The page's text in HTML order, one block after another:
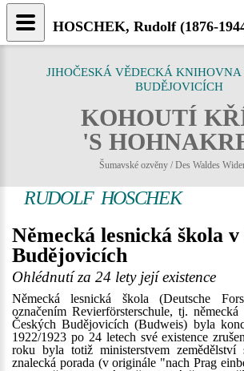
JIHOČESKÁ VĚDECKÁ KNIHOVNA
BUDĚJOVICÍCH
KOHOUTÍ
'S
Šumavské ozvěny / Des Waldes
RUDOLF HOSCHEK
Německá lesnická škola
Budějovicích
Ohlédnutí za 24 lety její existence
Německá lesnická škola (Deutsche
označením Revierförsterschule, tj.
Českých Budějovicích (Budweis) byla
1922/1923 po 24 letech své existence
roku byla totiž ministerstvem zemědělství
znalecká porada (v originále "nach Prag
HOSCHEK, Rudolf (1876-